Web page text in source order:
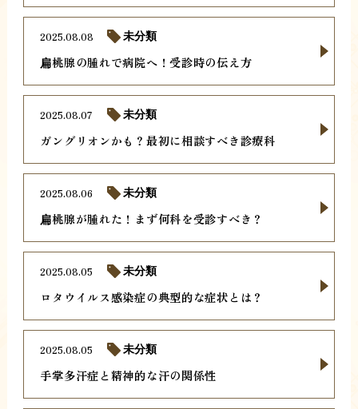
扁桃腺の腫れで病院へ！受診時の伝え方
2025.08.08 未分類
ガングリオンかも？最初に相談すべき診療科
2025.08.07 未分類
扁桃腺が腫れた！まず何科を受診すべき？
2025.08.06 未分類
ロタウイルス感染症の典型的な症状とは？
2025.08.05 未分類
手掌多汗症と精神的な汗の関係性
2025.08.05 未分類